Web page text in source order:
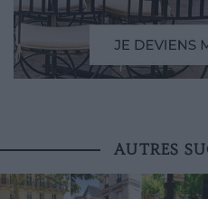
AUTRES